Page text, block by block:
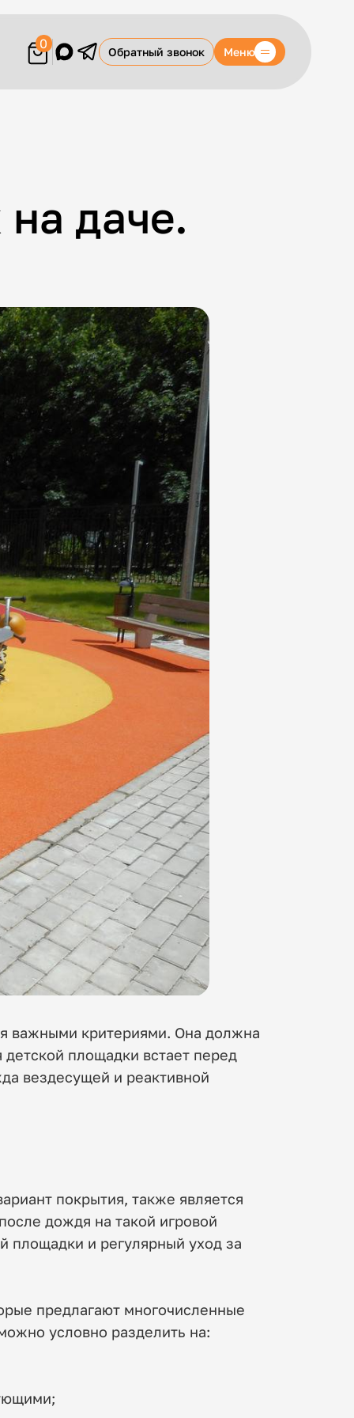
0
Обратный звонок Меню
даче.
важными критериями. Она должна
площадки встает перед
вездесущей и реактивной
покрытия, также является
дождя на такой игровой
площадки и регулярный уход за
предлагают многочисленные
условно разделить на: